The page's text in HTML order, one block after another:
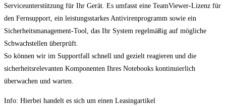
Serviceunterstützung für Ihr Gerät. Es umfasst eine TeamViewer-Lizenz für
den Fernsupport, ein leistungsstarkes Antivirenprogramm sowie ein
Sicherheitsmanagement-Tool, das Ihr System regelmäßig auf mögliche
Schwachstellen überprüft.
So können wir im Supportfall schnell und gezielt reagieren und die
sicherheitsrelevanten Komponenten Ihres Notebooks kontinuierlich
überwachen und warten.
Info: Hierbei handelt es sich um einen Leasingartikel